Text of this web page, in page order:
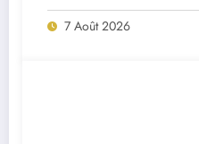
7 Août 2026